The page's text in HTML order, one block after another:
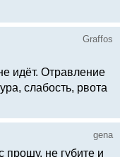
Graffos
идёт. Отравление
слабость, рвота
gena
не губите и